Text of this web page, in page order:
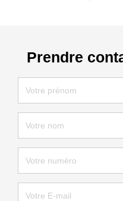
Prendre